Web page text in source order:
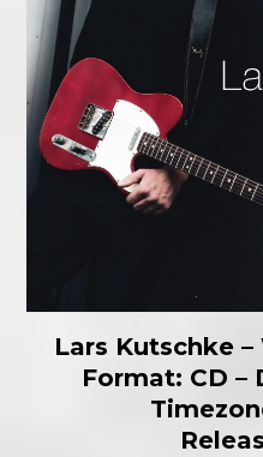
Lars Kutschke –
Format: CD –